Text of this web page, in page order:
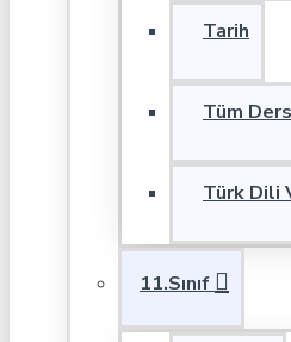
Tarih
Tüm
Türk Dili
11.Sınıf